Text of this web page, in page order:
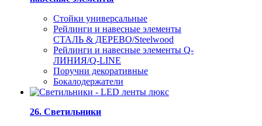
Стойки универсальные
Рейлинги и навесные элементы
СТАЛЬ & ДЕРЕВО/Steelwood
Рейлинги и навесные элементы Q-
ЛИНИЯ/Q-LINE
Поручни декоративные
Бокалодержатели
26. Светильники